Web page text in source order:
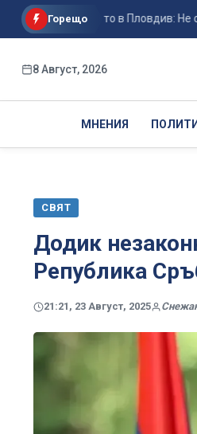
Горещо
убийството в Пловдив: Не съм
8 Август, 2026
МНЕНИЯ
СВЯТ
Додик
Република
21:21, 23 Август, 2025